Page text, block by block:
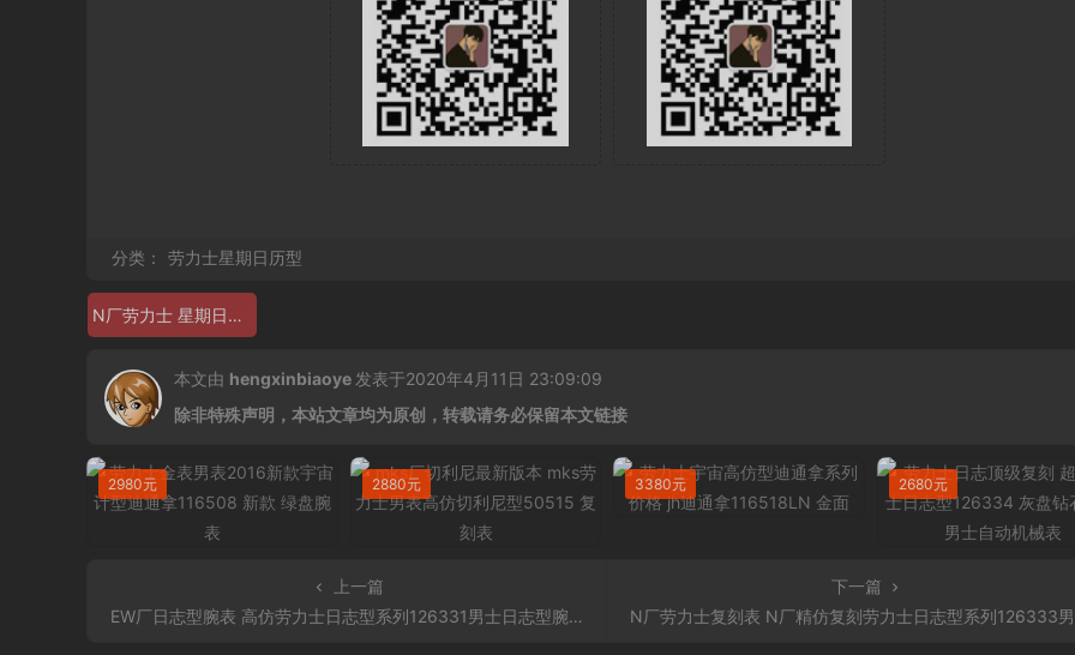
分类： 劳力士星期日历型
N厂劳力士 星期日历 228239
本文由 hengxinbiaoye 发表于2020年4月11日 23:09:09
除非特殊声明，本站文章均为原创，转载请务必保留本文链接
2980元 2880元 3380元 2680元
上一篇
EW厂日志型腕表 高仿劳力士日志型系列126331男士日志型腕表
下一篇
N厂劳力士复刻表 N厂精仿复刻劳力士日志型系列126333男士腕表